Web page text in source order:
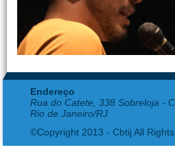
Endereço
Rua do Catete, 338 Sobreloja -
Rio de Janeiro/RJ
©Copyright 2013 - Cbtij All